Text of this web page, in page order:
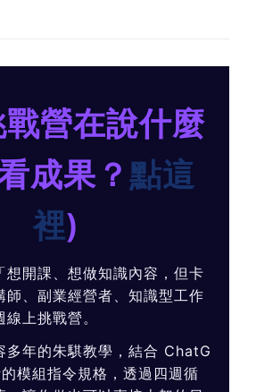
術文件寫作
營在說什麼
成果？ 點這
裡)
想開課、想做知識內容，但卡
師、副業經營者、知識型工作
上挑戰營。
多年的朱騏教學，結合 ChatG
模組指令規格，透過四週循